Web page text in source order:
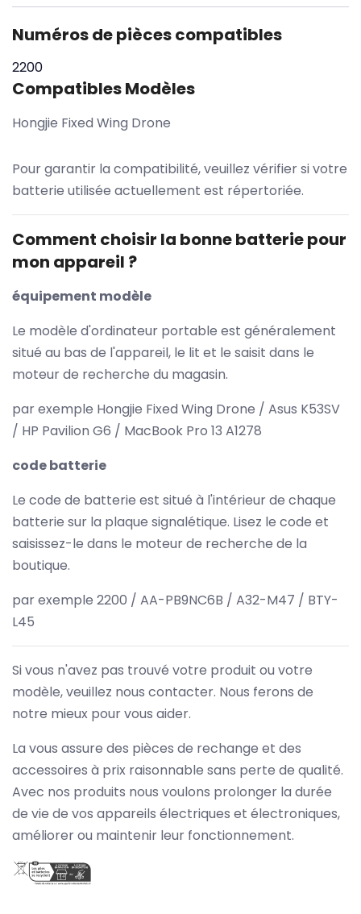
Numéros de pièces compatibles
2200
Compatibles Modèles
Hongjie Fixed Wing Drone
Pour garantir la compatibilité, veuillez vérifier si votre
batterie utilisée actuellement est répertoriée.
Comment choisir la bonne batterie pour
mon appareil ?
équipement modèle
Le modèle d'ordinateur portable est généralement
situé au bas de l'appareil, le lit et le saisit dans le
moteur de recherche du magasin.
par exemple Hongjie Fixed Wing Drone / Asus K53SV
/ HP Pavilion G6 / MacBook Pro 13 A1278
code batterie
Le code de batterie est situé à l'intérieur de chaque
batterie sur la plaque signalétique. Lisez le code et
saisissez-le dans le moteur de recherche de la
boutique.
par exemple 2200 / AA-PB9NC6B / A32-M47 / BTY-
L45
Si vous n'avez pas trouvé votre produit ou votre
modèle, veuillez nous contacter. Nous ferons de
notre mieux pour vous aider.
La vous assure des pièces de rechange et des
accessoires à prix raisonnable sans perte de qualité.
Avec nos produits nous voulons prolonger la durée
de vie de vos appareils électriques et électroniques,
améliorer ou maintenir leur fonctionnement.